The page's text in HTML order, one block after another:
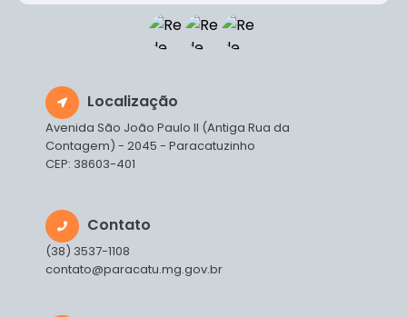
Localização
Avenida São João Paulo II (Antiga Rua da
Contagem) - 2045 - Paracatuzinho
CEP: 38603-401
Contato
(38) 3537-1108
contato@paracatu.mg.gov.br